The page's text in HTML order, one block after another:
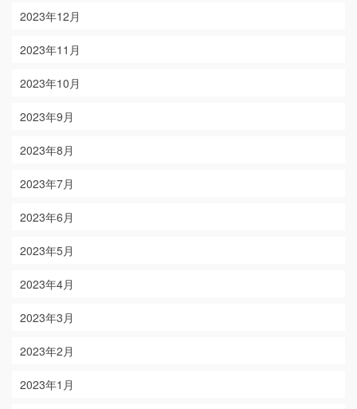
2023年12月
2023年11月
2023年10月
2023年9月
2023年8月
2023年7月
2023年6月
2023年5月
2023年4月
2023年3月
2023年2月
2023年1月